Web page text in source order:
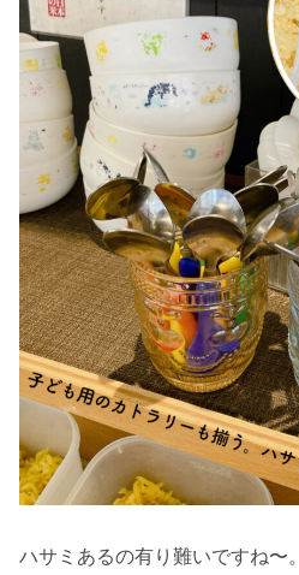
ハサミあるの有り難いですね〜。